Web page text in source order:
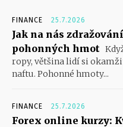
FINANCE 25.7.2026
Jak na nás
pohonných hmot
ropy, většina lidí si
naftu. Pohonné hmoty...
FINANCE 25.7.2026
Forex online kurzy: